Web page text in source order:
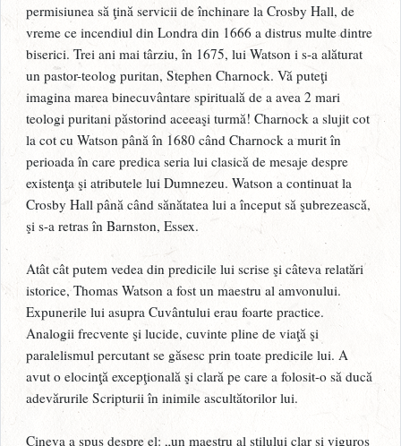
permisiunea să ţină servicii de închinare la Crosby Hall, de
vreme ce incendiul din Londra din 1666 a distrus multe dintre
biserici. Trei ani mai târziu, în 1675, lui Watson i s-a alăturat
un pastor-teolog puritan, Stephen Charnock. Vă puteţi
imagina marea binecuvântare spirituală de a avea 2 mari
teologi puritani păstorind aceeaşi turmă! Charnock a slujit cot
la cot cu Watson până în 1680 când Charnock a murit în
perioada în care predica seria lui clasică de mesaje despre
existenţa şi atributele lui Dumnezeu. Watson a continuat la
Crosby Hall până când sănătatea lui a început să şubrezească,
şi s-a retras în Barnston, Essex.
Atât cât putem vedea din predicile lui scrise şi câteva relatări
istorice, Thomas Watson a fost un maestru al amvonului.
Expunerile lui asupra Cuvântului erau foarte practice.
Analogii frecvente şi lucide, cuvinte pline de viaţă şi
paralelismul percutant se găsesc prin toate predicile lui. A
avut o elocinţă excepţională şi clară pe care a folosit-o să ducă
adevărurile Scripturii în inimile ascultătorilor lui.
Cineva a spus despre el: „un maestru al stilului clar şi viguros